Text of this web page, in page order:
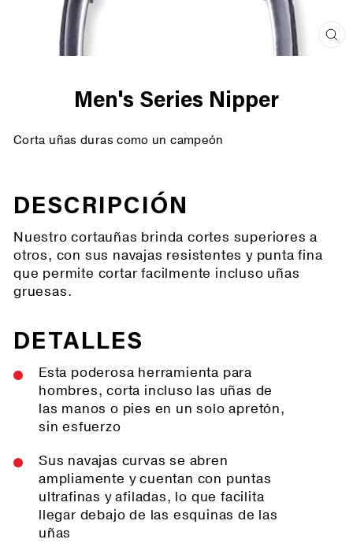
Men's Series Nipper
Corta uñas duras como un campeón
DESCRIPCIÓN
Nuestro cortauñas brinda cortes superiores a
otros, con sus navajas resistentes y punta fina
que permite cortar facilmente incluso uñas
gruesas.
DETALLES
Esta poderosa herramienta para
hombres, corta incluso las uñas de
las manos o pies en un solo apretón,
sin esfuerzo
Sus navajas curvas se abren
ampliamente y cuentan con puntas
ultrafinas y afiladas, lo que facilita
llegar debajo de las esquinas de las
uñas